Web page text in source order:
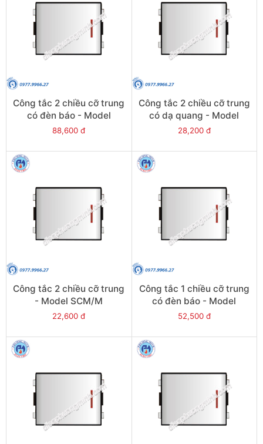
Công tắc 2 chiều cỡ trung
có đèn báo - Model
SCM/NM
88,600 đ
Công tắc 2 chiều cỡ trung
có dạ quang - Model
SCM/FM
28,200 đ
Công tắc 2 chiều cỡ trung
- Model SCM/M
22,600 đ
Công tắc 1 chiều cỡ trung
có đèn báo - Model
SCS/NM
52,500 đ